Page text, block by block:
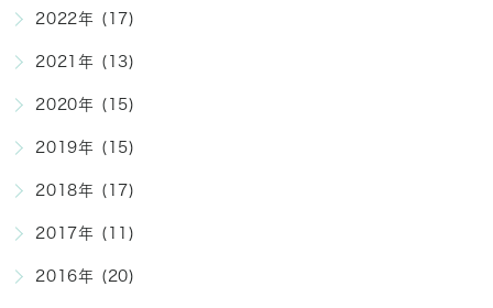
2022年 (17)
2021年 (13)
2020年 (15)
2019年 (15)
2018年 (17)
2017年 (11)
2016年 (20)